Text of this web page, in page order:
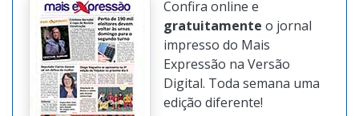
Confira online e
gratuitamente o jornal
impresso do Mais
Expressão na Versão
Digital. Toda semana uma
edição diferente!